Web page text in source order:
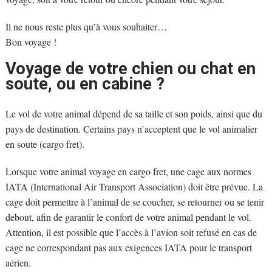
Il ne nous reste plus qu’à vous souhaiter…
Bon voyage !
Voyage de votre chien ou chat en
soute, ou en cabine ?
Le vol de votre animal dépend de sa taille et son poids, ainsi que du
pays de destination. Certains pays n’acceptent que le vol animalier
en soute (cargo fret).
Lorsque votre animal voyage en cargo fret, une cage aux normes
IATA (International Air Transport Association) doit être prévue. La
cage doit permettre à l’animal de se coucher, se retourner ou se tenir
debout, afin de garantir le confort de votre animal pendant le vol.
Attention, il est possible que l’accès à l’avion soit refusé en cas de
cage ne correspondant pas aux exigences IATA pour le transport
aérien.